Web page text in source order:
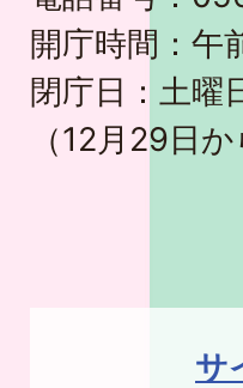
開庁時間：午
閉庁日：土曜
（12月29日か
サ